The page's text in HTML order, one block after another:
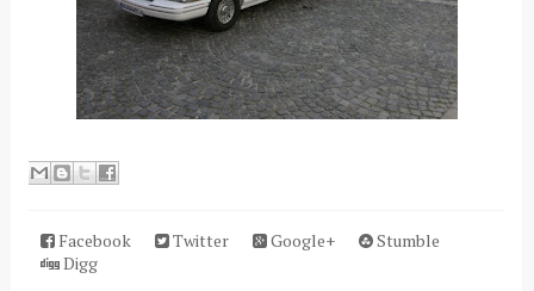
Facebook Twitter Google+
Stumble
Digg